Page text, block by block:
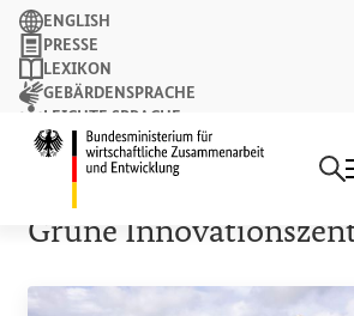
Suchbegriff
Suchen
ENGLISH
PRESSE
LEXIKON
GEBÄRDENSPRACHE
LEICHTE SPRACHE
NEWSLETTER
SONDERINITIATIVE „TRANSFORMATION DER
ERNÄHRUNGSSYSTEME“
Grüne